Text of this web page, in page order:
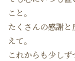
こと。
たくさんの感謝
えて。
これからも少しず